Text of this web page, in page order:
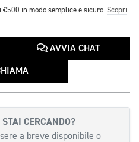
€500 in modo semplice e sicuro. Scopri
AVVIA CHAT
CERCANDO?
a breve disponibile o